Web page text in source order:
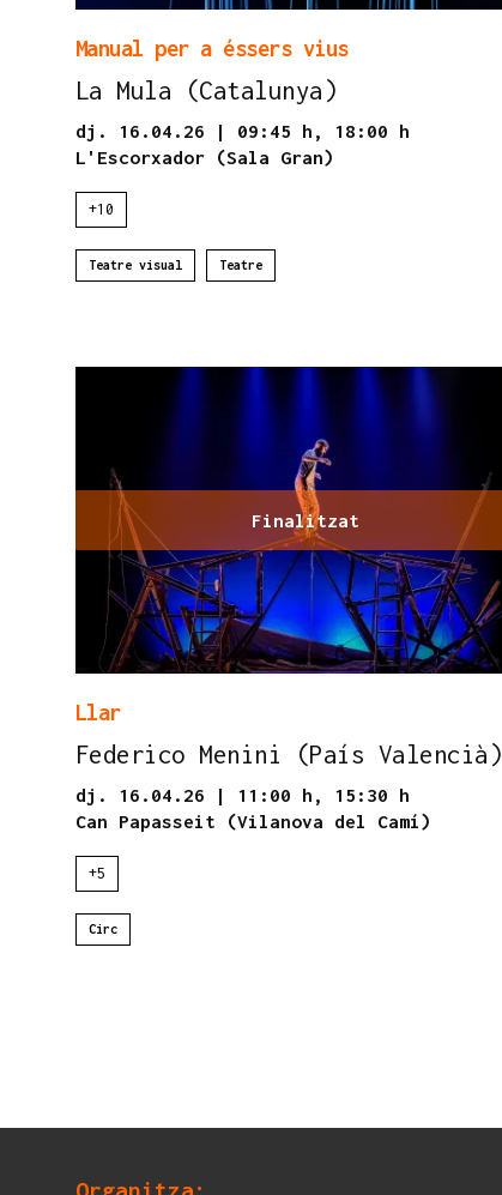
Manual per a éssers vius
La Mula (Catalunya)
dj. 16.04.26 | 09:45 h,
18:00 h
L'Escorxador (Sala Gran)
+10
Teatre visual Teatre
Finalitzat
Llar
Federico Menini (País Valencià)
dj. 16.04.26 | 11:00 h,
15:30 h
Can Papasseit (Vilanova del Camí)
+5
Circ